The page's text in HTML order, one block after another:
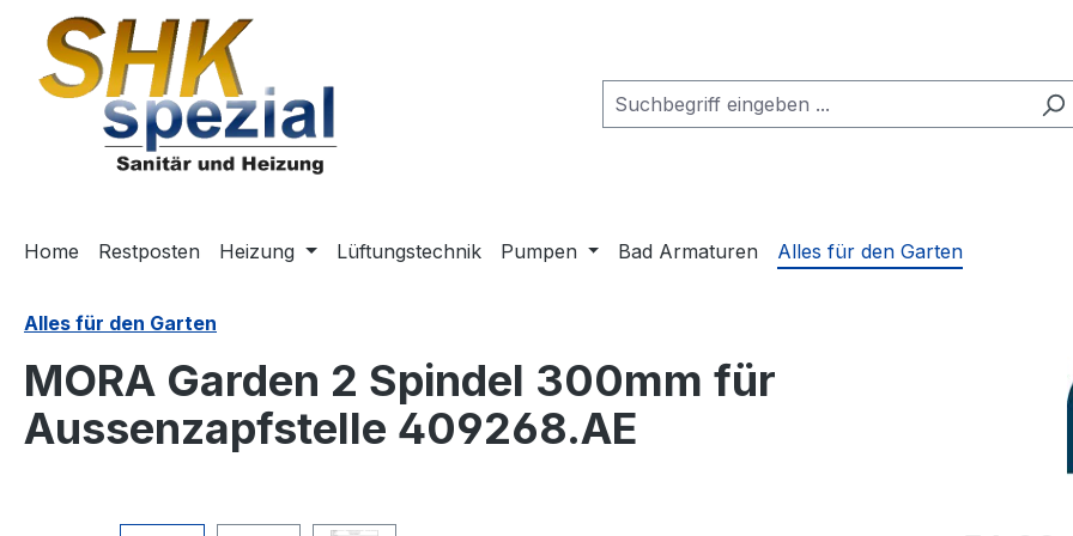
Hauptinhalt springen
Zur Suche springen
Zur Hauptnavigation springen
Home Restposten Heizung Lüftungstechnik Pumpen Bad Armaturen Alles für den Garten
Alles für den Garten
MORA Garden 2 Spindel 300mm für
Aussenzapfstelle 409268.AE